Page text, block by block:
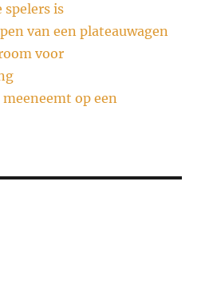
spelers is
van een plateauwagen
voor
op een